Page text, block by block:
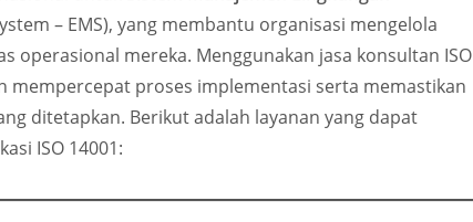
– EMS), yang membantu organisasi mengelola
operasional mereka. Menggunakan jasa konsultan ISO
mempercepat proses implementasi serta memastikan
ditetapkan. Berikut adalah layanan yang dapat
ISO 14001: